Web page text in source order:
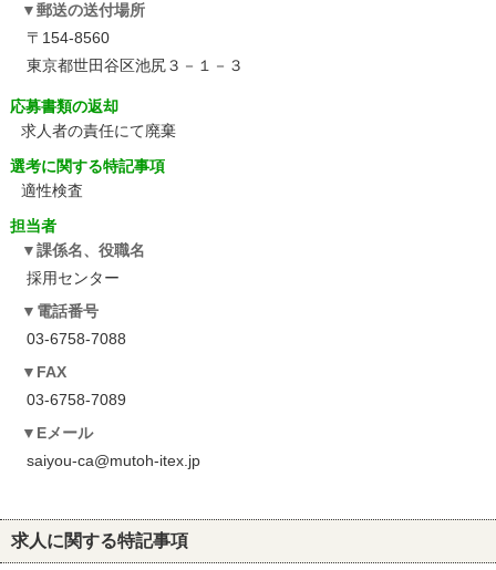
郵送の送付場所
〒154-8560
東京都世田谷区池尻３－１－３
応募書類の返却
求人者の責任にて廃棄
選考に関する特記事項
適性検査
担当者
課係名、役職名
採用センター
電話番号
03-6758-7088
FAX
03-6758-7089
Eメール
saiyou-ca@mutoh-itex.jp
求人に関する特記事項